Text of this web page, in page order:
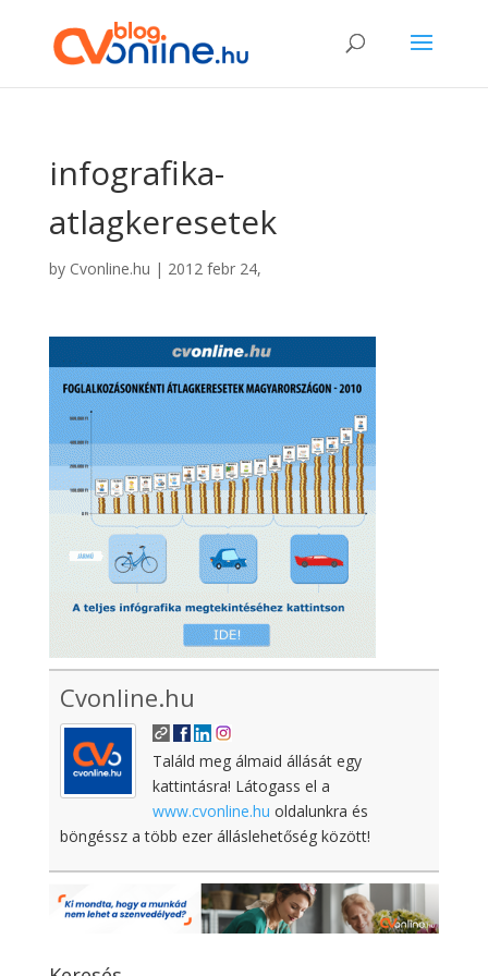
infografika-
atlagkeresetek
by Cvonline.hu | 2012 febr 24,
Cvonline.hu
Találd meg álmaid állását egy
kattintásra! Látogass el a
www.cvonline.hu oldalunkra és
böngéssz a több ezer álláslehetőség között!